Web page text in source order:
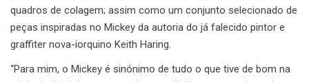
quadros de colagem; assim como um conjunto selecionado de
peças inspiradas no Mickey da autoria do já falecido pintor e
graffiter nova-iorquino Keith Haring.
“Para mim, o Mickey é sinónimo de tudo o que tive de bom na